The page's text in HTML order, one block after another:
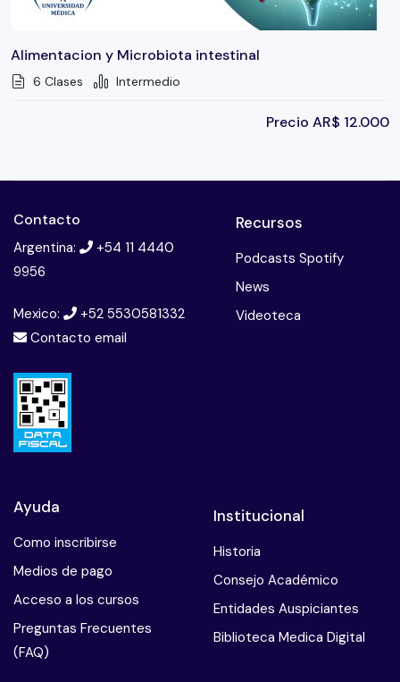
Alimentacion y Microbiota intestinal
6 Clases Intermedio
Precio AR$ 12.000
Contacto
Argentina:
+54 11 4440
9956
Mexico:
+52 5530581332
Contacto email
Recursos
Podcasts Spotify
News
Videoteca
Ayuda
Como inscribirse
Medios de pago
Acceso a los cursos
Preguntas Frecuentes
(FAQ)
Institucional
Historia
Consejo Académico
Entidades Auspiciantes
Biblioteca Medica Digital